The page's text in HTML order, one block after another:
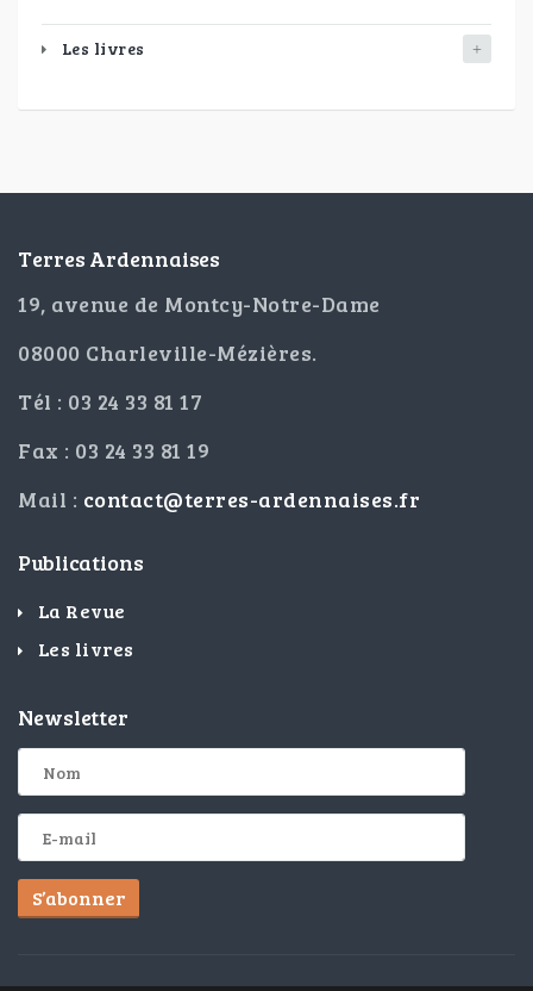
Les livres
Terres Ardennaises
19, avenue de Montcy-Notre-Dame
08000 Charleville-Mézières.
Tél : 03 24 33 81 17
Fax : 03 24 33 81 19
Mail : contact@terres-ardennaises.fr
Publications
La Revue
Les livres
Newsletter
S’abonner